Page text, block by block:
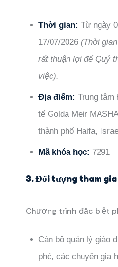
Thời gian: Từ ngày
17/07/2026 (Thời
rất thuận lợi để Quý
việc).
Địa điểm: Trung tâm
tế Golda Meir
thành phố Haifa,
Mã khóa học: 7291
3. Đối tượng tham gia
Chương trình đặc biệt
Cán bộ quản lý giáo
phó, các chuyên gia